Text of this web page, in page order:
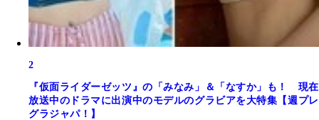
2
『仮面ライダーゼッツ』の「みなみ」＆「なすか」も！ 現在
放送中のドラマに出演中のモデルのグラビアを大特集【週プレ
グラジャパ！】